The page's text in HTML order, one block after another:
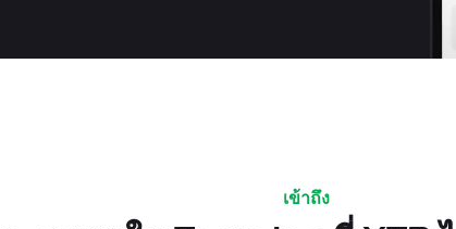
เข้าถึง